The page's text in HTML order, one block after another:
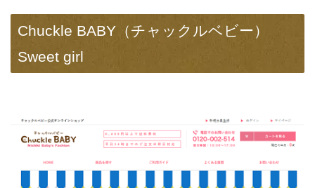
Chuckle BABY（チャックルベビー）
Sweet girl